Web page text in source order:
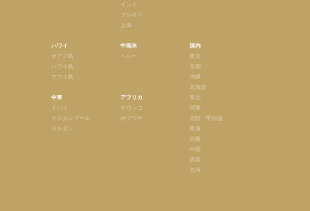
ハワイ
オアフ島
ハワイ島
マウイ島
中東
ドバイ
イスタンブール
ヨルダン
インド
ブルネイ
上海
中南米
ペルー
アフリカ
モロッコ
ボツワナ
国内
東京
京都
沖縄
北海道
東北
関東
北陸・甲信越
東海
近畿
中国
四国
九州